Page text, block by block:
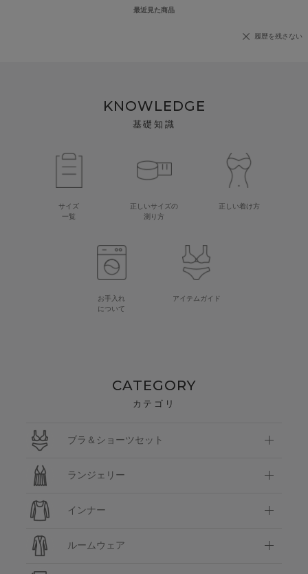
最近見た商品
履歴を残さない
KNOWLEDGE
基礎知識
サイズ
一覧
正しいサイズの
測り方
正しい着け方
お手入れ
について
アイテムガイド
CATEGORY
カテゴリ
ブラ＆ショーツセット
ランジェリー
インナー
ルームウェア